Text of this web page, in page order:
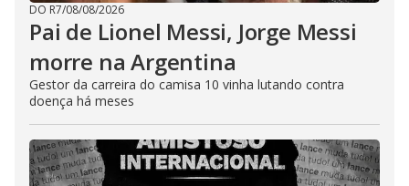
DO R7/08/08/2026
Pai de Lionel Messi, Jorge Messi
morre na Argentina
Gestor da carreira do camisa 10 vinha lutando contra
doença há meses